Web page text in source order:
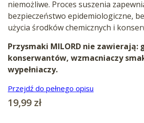
niemożliwe. Proces suszenia
bezpieczeństwo epidemiologiczne,
użycia środków chemicznych i
Przysmaki MILORD nie zawierają:
konserwantów, wzmacniaczy
wypełniaczy.
Przejdź do pełnego opisu
Cena
19,99 zł